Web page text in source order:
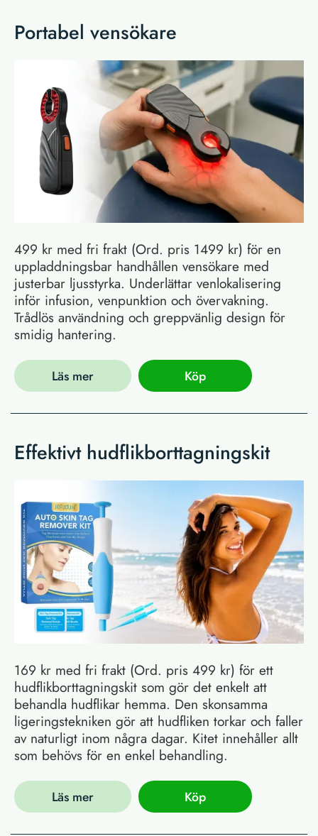
Portabel vensökare
499 kr med fri frakt (Ord. pris 1499 kr) för en
uppladdningsbar handhållen vensökare med
justerbar ljusstyrka. Underlättar venlokalisering
inför infusion, venpunktion och övervakning.
Trådlös användning och greppvänlig design för
smidig hantering.
Läs mer Köp
Effektivt hudflikborttagningskit
169 kr med fri frakt (Ord. pris 499 kr) för ett
hudflikborttagningskit som gör det enkelt att
behandla hudflikar hemma. Den skonsamma
ligeringstekniken gör att hudfliken torkar och faller
av naturligt inom några dagar. Kitet innehåller allt
som behövs för en enkel behandling.
Läs mer Köp